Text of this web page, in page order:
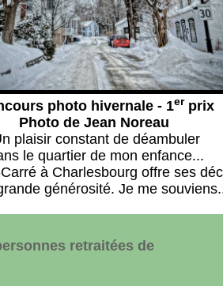
photo hivernale - 1erprix
Photo de Jean Noreau
plaisir constant de déambuler
le quartier de mon enfance...
à Charlesbourg offre ses
générosité. Je me
retraitées de